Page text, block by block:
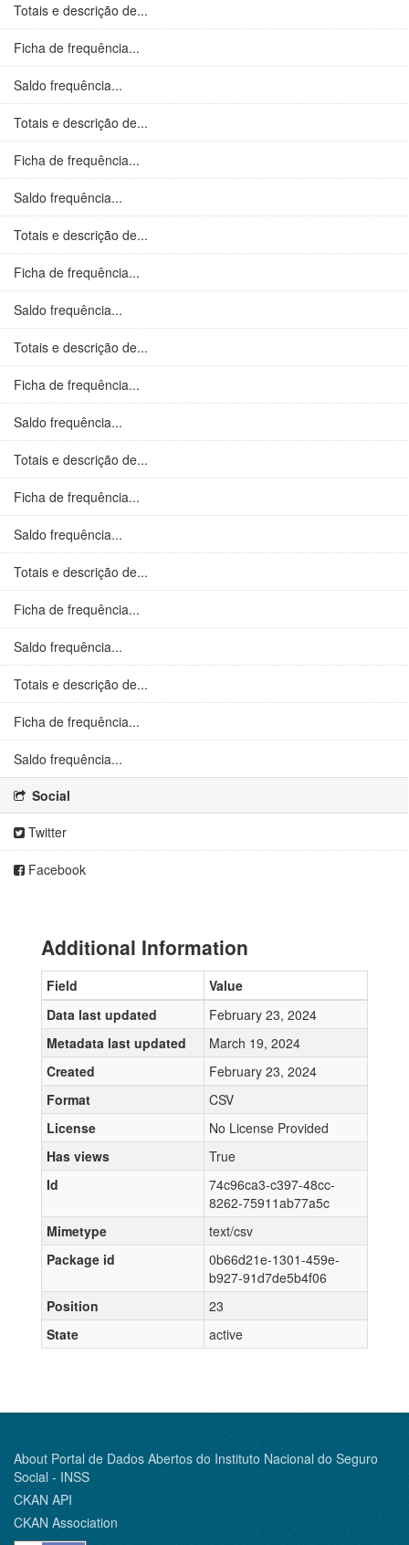
Totais e descrição de...
Ficha de frequência...
Saldo frequência...
Totais e descrição de...
Ficha de frequência...
Saldo frequência...
Totais e descrição de...
Ficha de frequência...
Saldo frequência...
Totais e descrição de...
Ficha de frequência...
Saldo frequência...
Totais e descrição de...
Ficha de frequência...
Saldo frequência...
Totais e descrição de...
Ficha de frequência...
Saldo frequência...
Totais e descrição de...
Ficha de frequência...
Saldo frequência...
Social
Twitter
Facebook
Additional Information
Field
Value
Data last updated
February 23, 2024
Metadata last updated
March 19, 2024
Created
February 23, 2024
Format
CSV
License
No License Provided
Has views
True
Id
74c96ca3-c397-48cc-
8262-75911ab77a5c
Mimetype
text/csv
Package id
0b66d21e-1301-459e-
b927-91d7de5b4f06
Position
23
State
active
About Portal de Dados Abertos do Instituto Nacional do Seguro
Social - INSS
CKAN API
CKAN Association